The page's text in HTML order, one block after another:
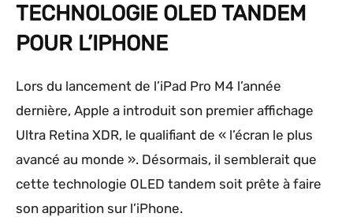
TECHNOLOGIE OLED TANDEM
POUR L’IPHONE
Lors du lancement de l’iPad Pro M4 l’année
dernière, Apple a introduit son premier affichage
Ultra Retina XDR, le qualifiant de « l’écran le plus
avancé au monde ». Désormais, il semblerait que
cette technologie OLED tandem soit prête à faire
son apparition sur l’iPhone.